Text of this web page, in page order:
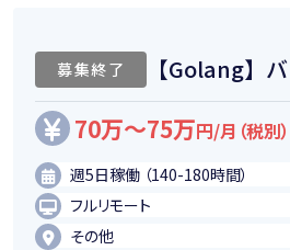
募集終了 【Golang】
70万～75万円/月（税別）
週5日稼働 （140-180時間）
フルリモート
その他